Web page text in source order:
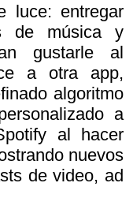
luce: entregar
de música y
gustarle al
a otra app,
algoritmo
a
al hacer
nuevos
de video, ad